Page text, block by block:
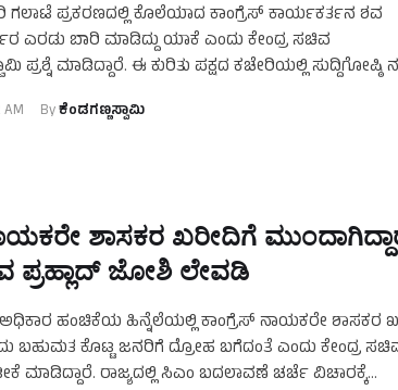
ಗಲಾಟೆ ಪ್ರಕರಣದಲ್ಲಿ ಕೊಲೆಯಾದ ಕಾಂಗ್ರೆಸ್‌ ಕಾರ್ಯಕರ್ತನ ಶವ
ಎರಡು ಬಾರಿ ಮಾಡಿದ್ದು ಯಾಕೆ ಎಂದು ಕೇಂದ್ರ ಸಚಿವ
ಪ್ರಶ್ನೆ ಮಾಡಿದ್ದಾರೆ. ಈ ಕುರಿತು ಪಕ್ಷದ ಕಚೇರಿಯಲ್ಲಿ ಸುದ್ದಿಗೋಷ್ಠಿ
By ಕೆಂಡಗಣ್ಣಸ್ವಾಮಿ
ಶಾಸಕರ ಖರೀದಿಗೆ
ಪ್ರಹ್ಲಾದ್‌ ಜೋಶಿ ಲೇವಡಿ
ಅಧಿಕಾರ ಹಂಚಿಕೆಯ ಹಿನ್ನೆಲೆಯಲ್ಲಿ ಕಾಂಗ್ರೆಸ್‌ ನಾಯಕರೇ ಶಾಸಕರ
ಬಹುಮತ ಕೊಟ್ಟ ಜನರಿಗೆ ದ್ರೋಹ ಬಗೆದಂತೆ ಎಂದು ಕೇಂದ್ರ
ಮಾಡಿದ್ದಾರೆ. ರಾಜ್ಯದಲ್ಲಿ ಸಿಎಂ ಬದಲಾವಣೆ ಚರ್ಚೆ ವಿಚಾರಕ್ಕೆ